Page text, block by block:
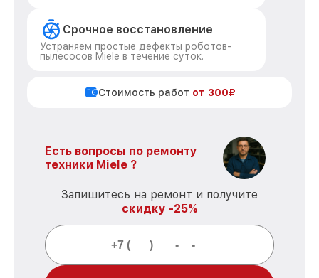
Срочное восстановление
Устраняем простые дефекты роботов-
пылесосов Miele в течение суток.
Стоимость работ от 300₽
Есть вопросы по ремонту
техники Miele ?
Запишитесь на ремонт и получите
скидку -25%